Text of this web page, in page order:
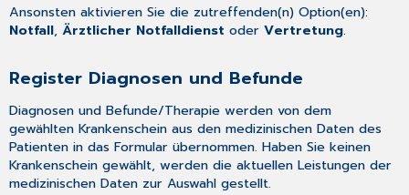
Ansonsten aktivieren Sie die zutreffenden(n) Option(en):
Notfall,Ärztlicher Notfalldienst oderVertretung.
Register Diagnosen und Befunde
Diagnosen und Befunde/Therapie werden von dem
gewählten Krankenschein aus den medizinischen Daten des
Patienten in das Formular übernommen. Haben Sie keinen
Krankenschein gewählt, werden die aktuellen Leistungen der
medizinischen Daten zur Auswahl gestellt.